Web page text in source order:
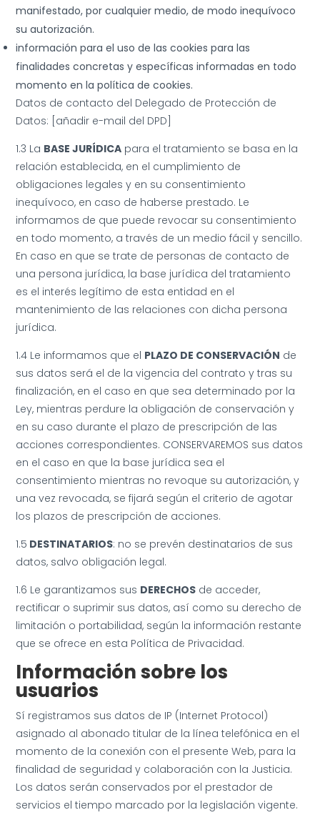
manifestado, por cualquier medio, de modo inequívoco
su autorización.
información para el uso de las cookies para las
finalidades concretas y específicas informadas en todo
momento en la política de cookies.
Datos de contacto del Delegado de Protección de
Datos: [añadir e-mail del DPD]
1.3 La BASE JURÍDICA para el tratamiento se basa en la
relación establecida, en el cumplimiento de
obligaciones legales y en su consentimiento
inequívoco, en caso de haberse prestado. Le
informamos de que puede revocar su consentimiento
en todo momento, a través de un medio fácil y sencillo.
En caso en que se trate de personas de contacto de
una persona jurídica, la base jurídica del tratamiento
es el interés legítimo de esta entidad en el
mantenimiento de las relaciones con dicha persona
jurídica.
1.4 Le informamos que el PLAZO DE CONSERVACIÓN de
sus datos será el de la vigencia del contrato y tras su
finalización, en el caso en que sea determinado por la
Ley, mientras perdure la obligación de conservación y
en su caso durante el plazo de prescripción de las
acciones correspondientes. CONSERVAREMOS sus datos
en el caso en que la base jurídica sea el
consentimiento mientras no revoque su autorización, y
una vez revocada, se fijará según el criterio de agotar
los plazos de prescripción de acciones.
1.5 DESTINATARIOS: no se prevén destinatarios de sus
datos, salvo obligación legal.
1.6 Le garantizamos sus DERECHOS de acceder,
rectificar o suprimir sus datos, así como su derecho de
limitación o portabilidad, según la información restante
que se ofrece en esta Política de Privacidad.
Información sobre los
usuarios
Sí registramos sus datos de IP (Internet Protocol)
asignado al abonado titular de la línea telefónica en el
momento de la conexión con el presente Web, para la
finalidad de seguridad y colaboración con la Justicia.
Los datos serán conservados por el prestador de
servicios el tiempo marcado por la legislación vigente.